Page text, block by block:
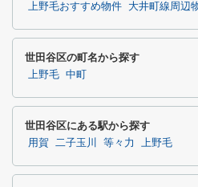
上野毛おすすめ物件 大井町線周辺
世田谷区の町名から探す
上野毛 中町
世田谷区にある駅から探す
用賀 二子玉川 等々力 上野毛